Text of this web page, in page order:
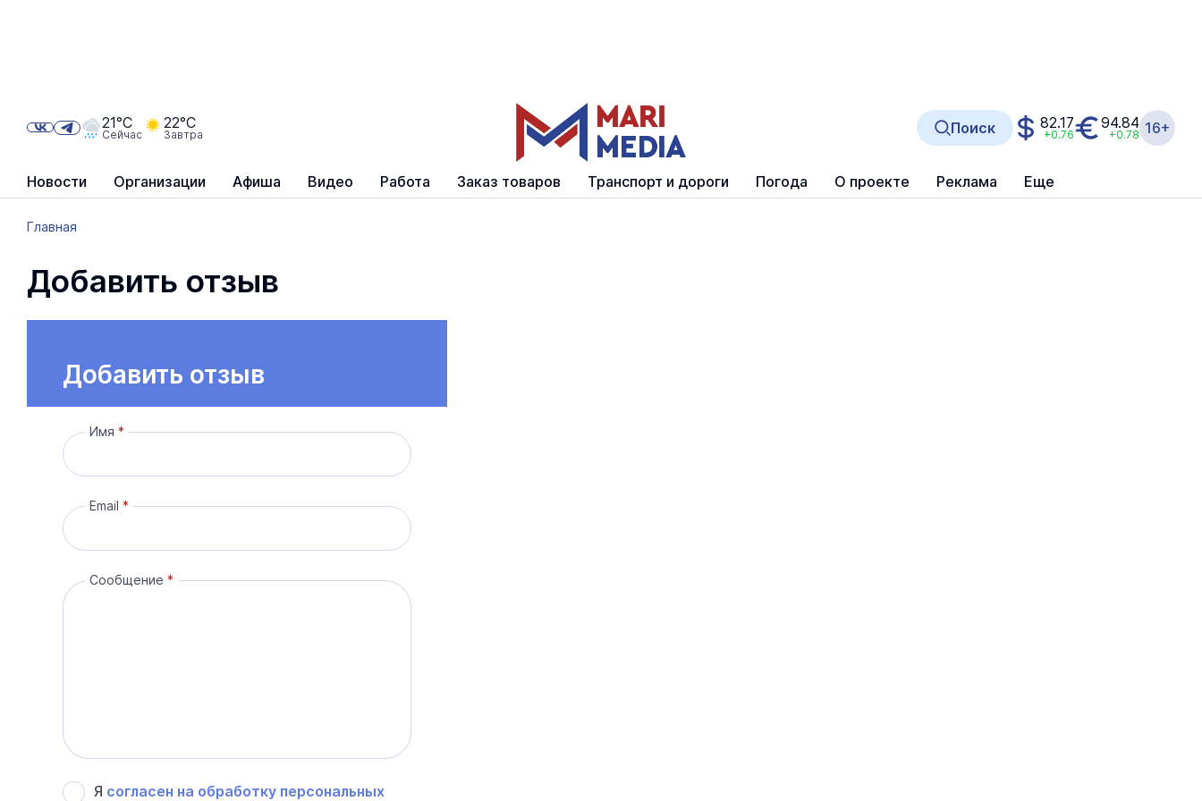
Новости Организации Афиша Видео Работа Заказ товаров Транспорт и дороги Погода О проекте Реклама Еще
21°C
Сейчас
22°C
Завтра Поиск 82.17
+0.76
94.84
+0.78 16+
Главная
Добавить отзыв
Добавить отзыв
Имя
Email
Сообщение
Я согласен на обработку персональных